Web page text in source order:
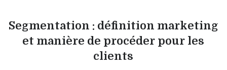
Segmentation : définition marketing
et manière de procéder pour les
clients